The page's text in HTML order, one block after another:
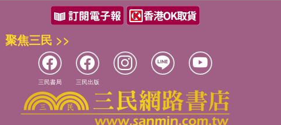
聚焦三民 >>
三民書局 三民出版